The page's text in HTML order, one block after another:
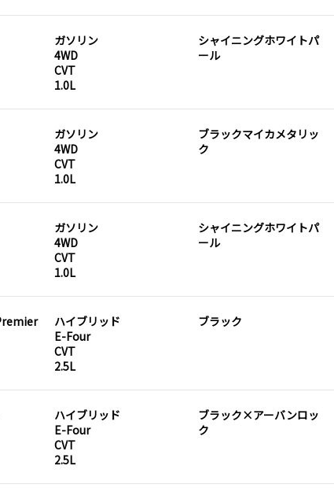
ガソリン
4WD
CVT
1.0L
シャイニングホワイトパ
ール
ガソリン
4WD
CVT
1.0L
ブラックマイカメタリッ
ク
ガソリン
4WD
CVT
1.0L
シャイニングホワイトパ
ール
ハイブリッド
E-Four
CVT
2.5L
ブラック
ハイブリッド
E-Four
CVT
2.5L
ブラック×アーバンロッ
ク